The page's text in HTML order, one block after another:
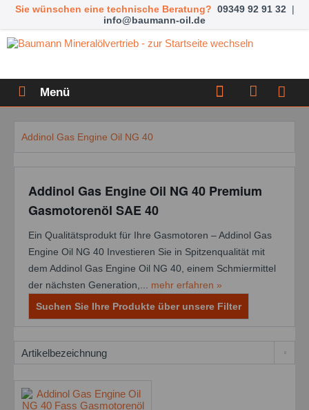
Sie wünschen eine technische Beratung? 09349 92 91 32 |
info@baumann-oil.de
Menü
Addinol Gas Engine Oil NG 40
Addinol Gas Engine Oil NG 40 Premium
Gasmotorenöl SAE 40
Ein Qualitätsprodukt für Ihre Gasmotoren – Addinol Gas
Engine Oil NG 40 Investieren Sie in Spitzenqualität mit
dem Addinol Gas Engine Oil NG 40, einem Schmiermittel
der nächsten Generation,... mehr erfahren »
Suchen Sie Ihre Produkte über unsere Filter